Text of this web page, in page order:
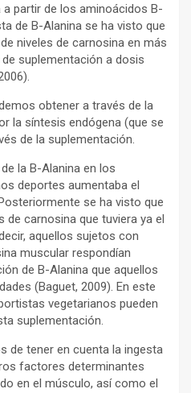
partir de los aminoácidos B-
de B-Alanina se ha visto que
niveles de carnosina en más
suplementación a dosis
obtener a través de la
la síntesis endógena (que se
de la suplementación.
la B-Alanina en los
deportes aumentaba el
se ha visto que
de carnosina que tuviera ya el
aquellos sujetos con
muscular respondían
de B-Alanina que aquellos
(Baguet, 2009). En este
vegetarianos pueden
suplementación.
de tener en cuenta la ingesta
factores determinantes
en el músculo, así como el